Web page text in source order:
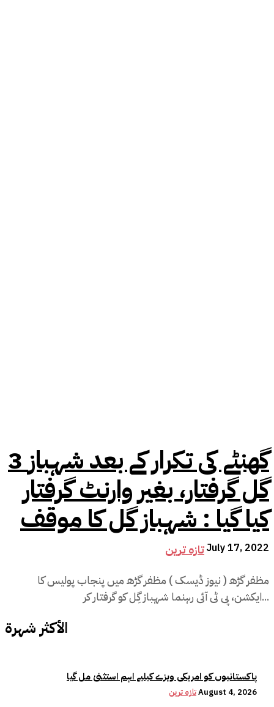
3 گھنٹے کی تکرار کے بعد شہباز
گل گرفتار، بغیر وارنٹ گرفتار
کیا گیا : شہباز گل کا موقف
تازہ ترینJuly 17, 2022
مظفر گڑھ ( نیوز ڈیسک ) مظفر گڑھ میں پنجاب پولیس کا
ایکشن، پی ٹی آئی رہنما شہباز گِل کو گرفتار کر...
الأكثر شهرة
پاکستانیوں کو امریکی ویزے کیلیے اہم استثنیٰ مل گیا
تازہ ترینAugust 4, 2026